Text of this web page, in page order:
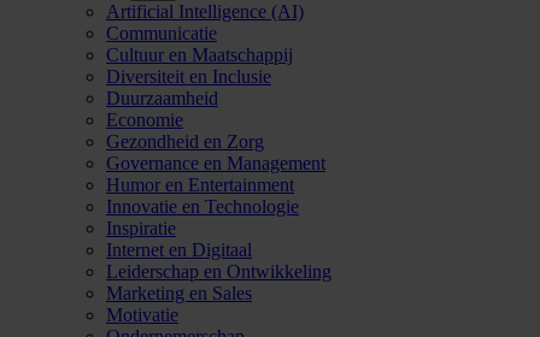
Artificial Intelligence (AI)
Communicatie
Cultuur en Maatschappij
Diversiteit en Inclusie
Duurzaamheid
Economie
Gezondheid en Zorg
Governance en Management
Humor en Entertainment
Innovatie en Technologie
Inspiratie
Internet en Digitaal
Leiderschap en Ontwikkeling
Marketing en Sales
Motivatie